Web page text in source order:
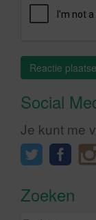
Social
Je kunt me
Zoeken